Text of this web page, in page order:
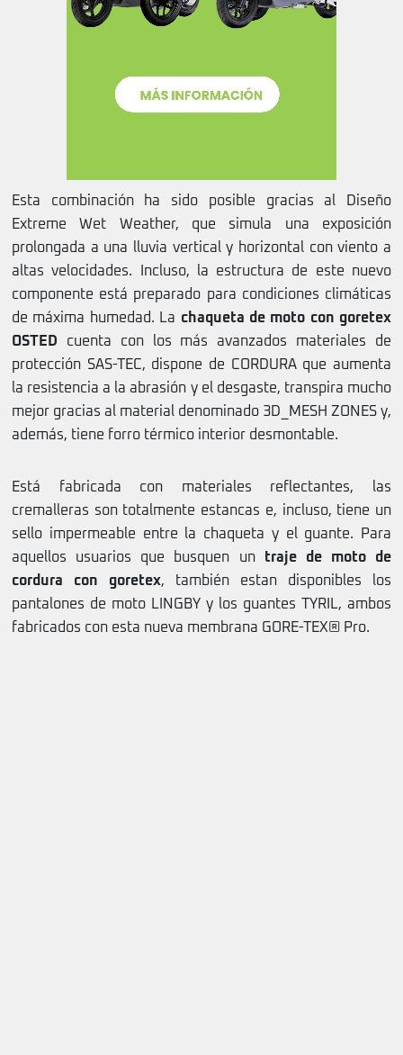
Esta combinación ha sido posible gracias al Diseño
Extreme Wet Weather, que simula una exposición
prolongada a una lluvia vertical y horizontal con viento a
altas velocidades. Incluso, la estructura de este nuevo
componente está preparado para condiciones climáticas
de máxima humedad. La chaqueta de moto con goretex
OSTED cuenta con los más avanzados materiales de
protección SAS-TEC, dispone de CORDURA que aumenta
la resistencia a la abrasión y el desgaste, transpira mucho
mejor gracias al material denominado 3D_MESH ZONES y,
además, tiene forro térmico interior desmontable.
Está fabricada con materiales reflectantes, las
cremalleras son totalmente estancas e, incluso, tiene un
sello impermeable entre la chaqueta y el guante. Para
aquellos usuarios que busquen un traje de moto de
cordura con goretex, también estan disponibles los
pantalones de moto LINGBY y los guantes TYRIL, ambos
fabricados con esta nueva membrana GORE-TEX® Pro.